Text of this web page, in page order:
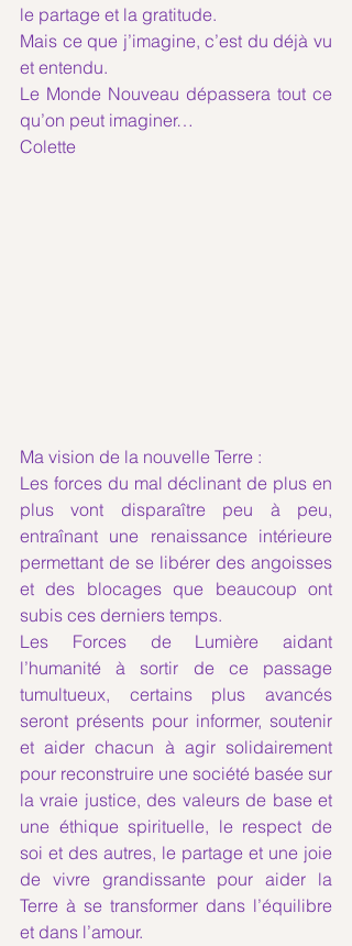
le partage et la gratitude.
Mais ce que j’imagine, c’est du déjà vu
et entendu.
Le Monde Nouveau dépassera tout ce
qu’on peut imaginer…
Colette
Ma vision de la nouvelle Terre :
Les forces du mal déclinant de plus en
plus vont disparaître peu à peu,
entraînant une renaissance intérieure
permettant de se libérer des angoisses
et des blocages que beaucoup ont
subis ces derniers temps.
Les Forces de Lumière aidant
l’humanité à sortir de ce passage
tumultueux, certains plus avancés
seront présents pour informer, soutenir
et aider chacun à agir solidairement
pour reconstruire une société basée sur
la vraie justice, des valeurs de base et
une éthique spirituelle, le respect de
soi et des autres, le partage et une joie
de vivre grandissante pour aider la
Terre à se transformer dans l’équilibre
et dans l’amour.